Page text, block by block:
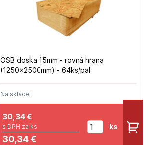
OSB doska 15mm - rovná hrana
(1250x2500mm) - 64ks/pal
Na sklade
30,34€
s DPH za ks
30,34 €
ks